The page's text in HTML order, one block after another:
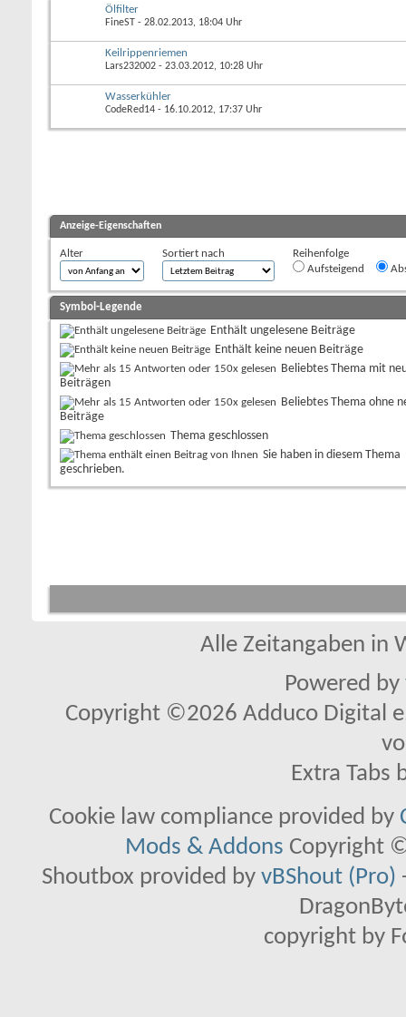
Ölfilter
FineST - 28.02.2013, 18:04 Uhr
Keilrippenriemen
Lars232002 - 23.03.2012, 10:28 Uhr
Wasserkühler
CodeRed14 - 16.10.2012, 17:37 Uhr
Anzeige-Eigenschaften
Alter Sortiert nach
Reihenfolge
Aufsteigend
Symbol-Legende
Enthält ungelesene Beiträge
Enthält keine neuen Beiträge
Beliebtes Thema mit
Beiträgen
Beliebtes Thema ohne
Beiträge
Thema geschlossen
Sie haben in diesem Thema
geschrieben.
Alle Zeitangaben in
Powered by
Copyright ©2026 Adduco Digital
Extra Tabs
Cookie law compliance provided by
Mods & Addons Copyright
Shoutbox provided by vBShout (Pro)
copyright by